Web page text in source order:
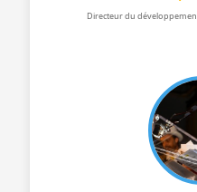
Directeur du